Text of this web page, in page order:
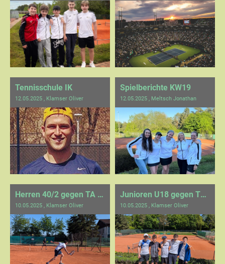
Tennisschule IK
12.05.2025 , Klamser Oliver
Spielberichte KW19
12.05.2025 , Meltsch Jonathan
Herren 40/2 gegen TA SC Neubulach 2
10.05.2025 , Klamser Oliver
Junioren U18 gegen TC Weil im Schönbuch 2
10.05.2025 , Klamser Oliver